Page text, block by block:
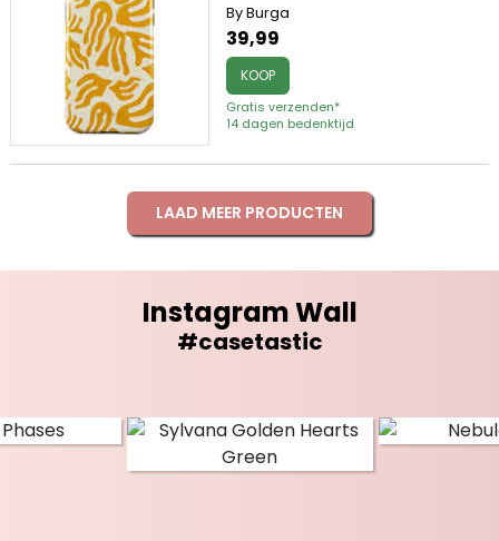
By Burga
39,99
KOOP
Gratis verzenden*
14 dagen bedenktijd
LAAD MEER PRODUCTEN
Instagram Wall
#casetastic